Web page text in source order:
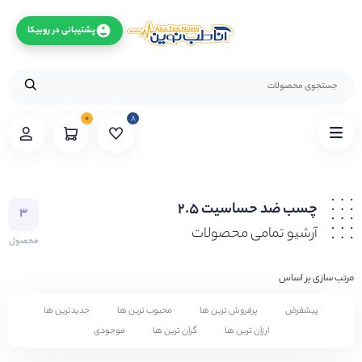
۰ ۸
چسب ضد حساسیت ۲.۵
آرشیو تمامی محصولات
۳
محصول
مرتب سازی بر اساس
پیشفرض پرفروش ترین ها محبوب ترین ها
جدیدترین ها
ارزان ترین ها
گران ترین ها موجودی
پشتیبانی در روبیکا